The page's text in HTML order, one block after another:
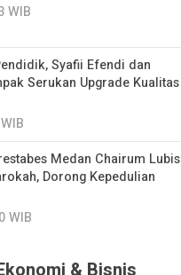
WIB
Syafii Efendi dan
Serukan Upgrade Kualitas
Medan Chairum Lubis
Dorong Kepedulian
WIB